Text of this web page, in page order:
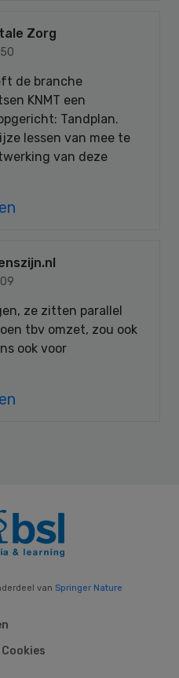
Zorg
de branche
KNMT een
Tandplan.
lessen van mee te
van deze
ze zitten parallel
tbv omzet, zou ook
ook voor
van Springer Nature
Cookies